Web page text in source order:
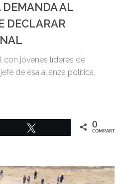
DEMANDA AL
DECLARAR
con jóvenes líderes de
de esa alianza política,
0
COMPARTIR